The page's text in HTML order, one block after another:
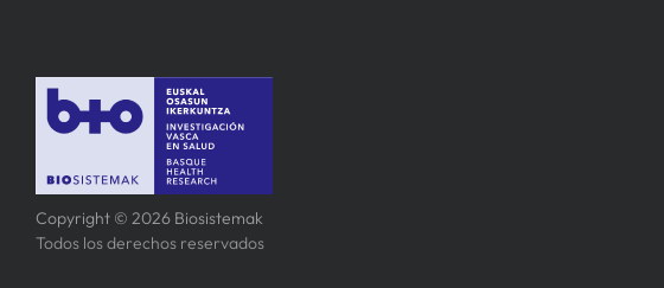
Copyright © 2026 Biosistemak
Todos los derechos reservados